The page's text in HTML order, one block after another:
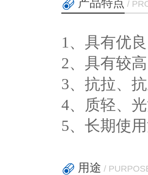
产品特点 /
1、具有优
2、具有较
3、抗拉、
4、质轻、
5、长期使
用途 /